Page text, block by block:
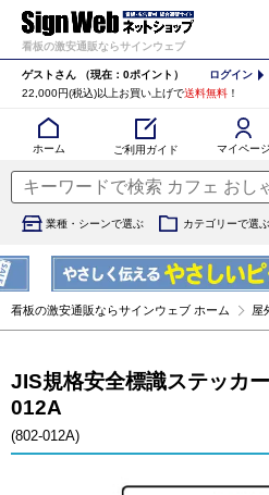
看板の激安通販ならサインウェブ
ゲストさん （現在：0ポイント） ログイン
22,000円(税込)以上お買い上げで送料無料 ！
ホーム ご利用ガイド マイページ
業種・シーンで選ぶ カテゴリーで選ぶ
看板の激安通販ならサインウェブ ホーム 屋
JIS規格安全標識ステッカ
012A
(802-012A)